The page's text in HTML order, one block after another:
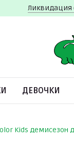
Ликвидация
ДЕВОЧКИ
Kids демисезон